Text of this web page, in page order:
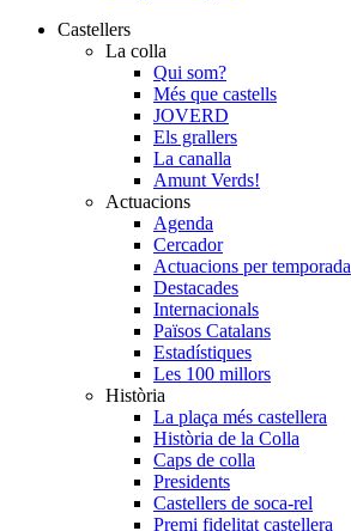
Castellers
La colla
Qui som?
Més que castells
JOVERD
Els grallers
La canalla
Amunt Verds!
Actuacions
Agenda
Cercador
Actuacions per temporada
Destacades
Internacionals
Països Catalans
Estadístiques
Les 100 millors
Història
La plaça més castellera
Història de la Colla
Caps de colla
Presidents
Castellers de soca-rel
Premi fidelitat castellera